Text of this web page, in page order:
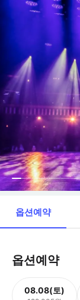
옵션예약
옵션예약
08.08(토)